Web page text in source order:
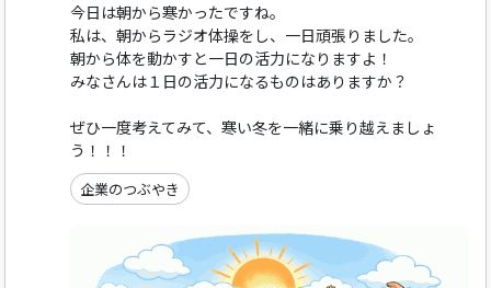
今日は朝から寒かったですね。
私は、朝からラジオ体操をし、一日頑張りました。
朝から体を動かすと一日の活力になりますよ！
みなさんは１日の活力になるものはありますか？
ぜひ一度考えてみて、寒い冬を一緒に乗り越えましょ
う！！！
企業のつぶやき